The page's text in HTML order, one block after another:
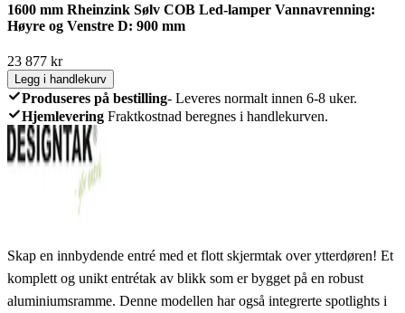
1600 mm Rheinzink Sølv COB Led-lamper Vannavrenning:
Høyre og Venstre D: 900 mm
23 877 kr
Legg i handlekurv
Produseres på bestilling- Leveres normalt innen 6-8 uker.
Hjemlevering Fraktkostnad beregnes i handlekurven.
Skap en innbydende entré med et flott skjermtak over ytterdøren! Et
komplett og unikt entrétak av blikk som er bygget på en robust
aluminiumsramme. Denne modellen har også integrerte spotlights i